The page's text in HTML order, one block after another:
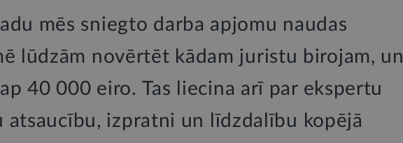
mēs sniegto darba apjomu naudas
lūdzām novērtēt kādam juristu birojam, un
40 000 eiro. Tas liecina arī par ekspertu
atsaucību, izpratni un līdzdalību kopējā